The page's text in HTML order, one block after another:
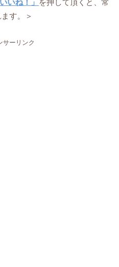
いね！」 を押して頂くと、常
す。＞
サーリンク